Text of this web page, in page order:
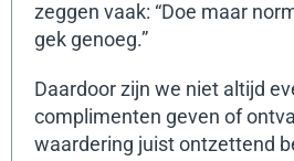
zeggen vaak: “Doe maar
gek genoeg.”
Daardoor zijn we niet altijd
complimenten geven of
waardering juist ontzettend